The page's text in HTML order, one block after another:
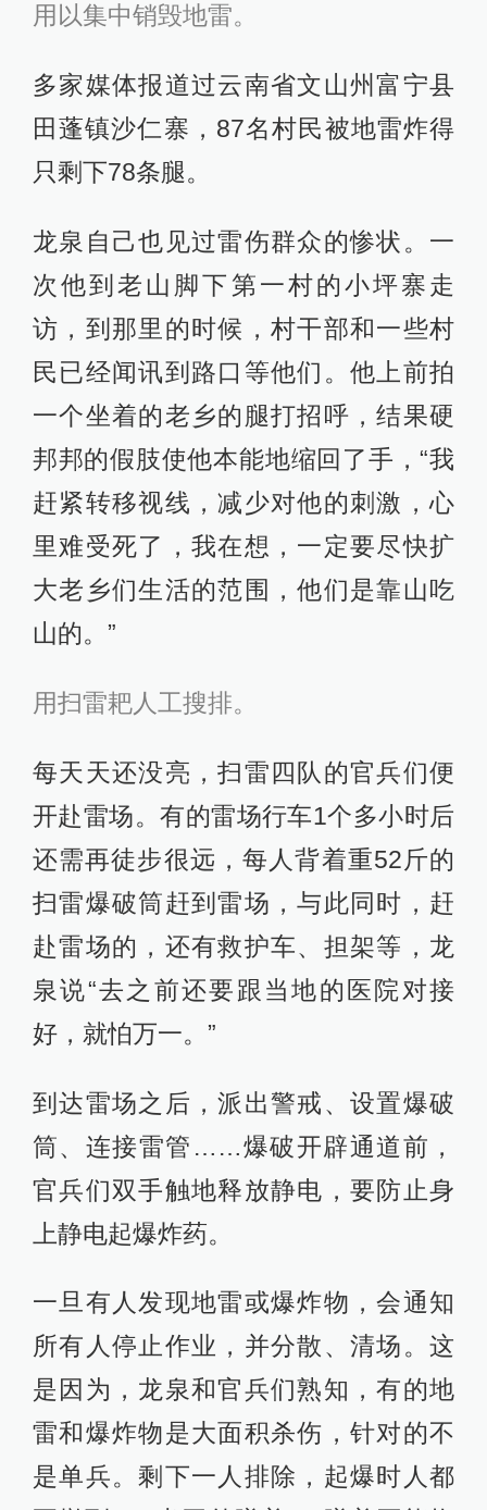
用以集中销毁地雷。
多家媒体报道过云南省文山州富宁县
田蓬镇沙仁寨，87名村民被地雷炸得
只剩下78条腿。
龙泉自己也见过雷伤群众的惨状。一
次他到老山脚下第一村的小坪寨走
访，到那里的时候，村干部和一些村
民已经闻讯到路口等他们。他上前拍
一个坐着的老乡的腿打招呼，结果硬
邦邦的假肢使他本能地缩回了手，“我
赶紧转移视线，减少对他的刺激，心
里难受死了，我在想，一定要尽快扩
大老乡们生活的范围，他们是靠山吃
山的。”
用扫雷耙人工搜排。
每天天还没亮，扫雷四队的官兵们便
开赴雷场。有的雷场行车1个多小时后
还需再徒步很远，每人背着重52斤的
扫雷爆破筒赶到雷场，与此同时，赶
赴雷场的，还有救护车、担架等，龙
泉说“去之前还要跟当地的医院对接
好，就怕万一。”
到达雷场之后，派出警戒、设置爆破
筒、连接雷管……爆破开辟通道前，
官兵们双手触地释放静电，要防止身
上静电起爆炸药。
一旦有人发现地雷或爆炸物，会通知
所有人停止作业，并分散、清场。这
是因为，龙泉和官兵们熟知，有的地
雷和爆炸物是大面积杀伤，针对的不
是单兵。剩下一人排除，起爆时人都